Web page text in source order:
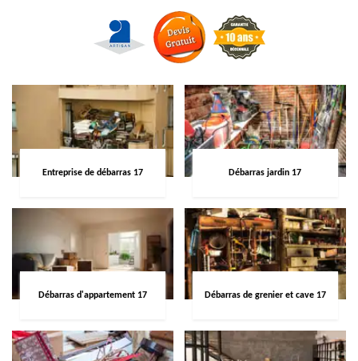
Entreprise de débarras 17 Débarras jardin 17
Débarras d'appartement 17 Débarras de grenier et cave 17